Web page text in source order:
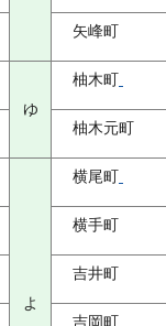
矢峰町
ゆ
柚木町
柚木元町
よ
横尾町
横手町
吉井町
吉岡町